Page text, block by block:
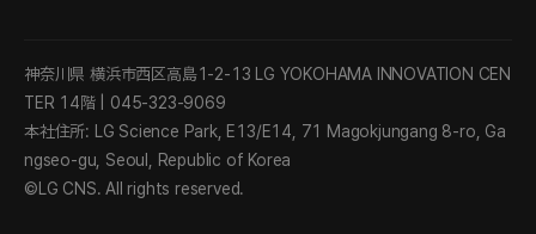
神奈川県 横浜市西区高島1-2-13 LG YOKOHAMA INNOVATION CEN
TER 14階 | 045-323-9069
本社住所: LG Science Park, E13/E14, 71 Magokjungang 8-ro, Ga
ngseo-gu, Seoul, Republic of Korea
©LG CNS. All rights reserved.